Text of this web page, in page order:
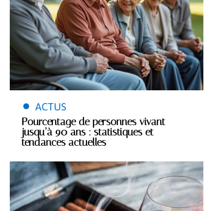
ACTUS
Pourcentage de personnes vivant
jusqu’à 90 ans : statistiques et
tendances actuelles